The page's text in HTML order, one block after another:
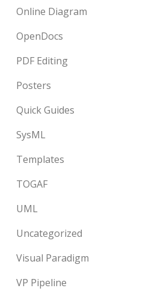
Online Diagram
OpenDocs
PDF Editing
Posters
Quick Guides
SysML
Templates
TOGAF
UML
Uncategorized
Visual Paradigm
VP Pipeline